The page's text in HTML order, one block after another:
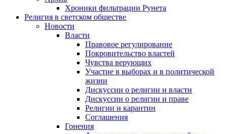
Хроники фильтрации Рунета
Религия в светском обществе
Новости
Власти
Правовое регулирование
Покровительство властей
Чувства верующих
Участие в выборах и в политической
жизни
Дискуссии о религии и власти
Дискуссии о религии и праве
Религии и карантин
Соглашения
Гонения